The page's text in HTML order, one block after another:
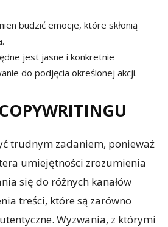
budzić emocje, które skłonią
jest jasne i konkretnie
do podjęcia określonej akcji.
trudnym zadaniem, ponieważ
umiejętności zrozumienia
się do różnych kanałów
treści, które są zarówno
Wyzwania, z którymi